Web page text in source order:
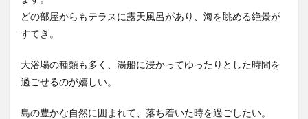
どの部屋からもテラスに露天風呂があり、海を眺める絶景が
すてき。
大浴場の種類も多く、湯船に浸かってゆったりとした時間を
過ごせるのが嬉しい。
島の豊かな自然に囲まれて、落ち着いた時を過ごしたい。